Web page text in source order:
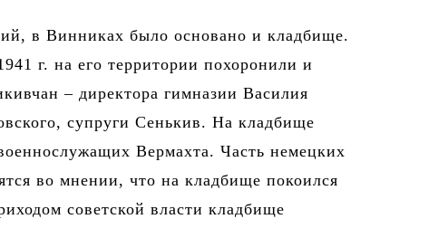
в Винниках было основано и кладбище.
г. на его территории похоронили и
– директора гимназии Василия
супруги Сенькив. На кладбище
Вермахта. Часть немецких
во мнении, что на кладбище покоился
советской власти кладбище